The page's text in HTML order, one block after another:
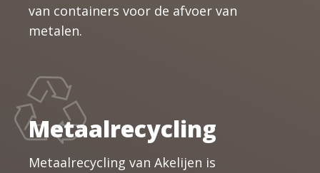
van containers voor de afvoer van
metalen.
Metaalrecycling
Metaalrecycling van Akelijen is